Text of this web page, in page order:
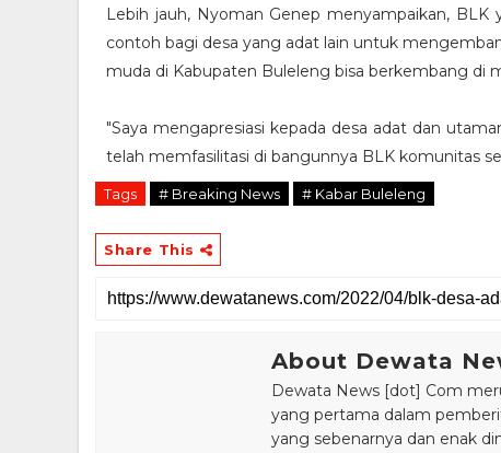
Lebih jauh, Nyoman Genep menyampaikan,
contoh bagi desa yang adat lain untuk
muda di Kabupaten Buleleng bisa berkembang di
"Saya mengapresiasi kepada desa adat dan
telah memfasilitasi di bangunnya BLK komunitas
Tags # Breaking News # Kabar Buleleng
Share This
About Dewata
Dewata News [dot] Com
yang pertama dalam
yang sebenarnya dan enak